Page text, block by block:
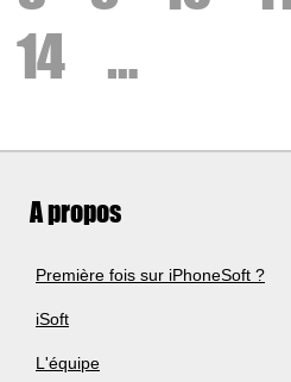
14 …
A propos
Première fois sur iPhoneSoft ?
iSoft
L'équipe